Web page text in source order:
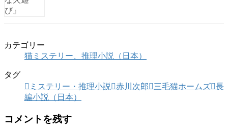
カテゴリー
猫ミステリー、推理小説（日本）
タグ
ミステリー・推理小説
赤川次郎 三毛猫ホームズ 長
編小説（日本）
コメントを残す